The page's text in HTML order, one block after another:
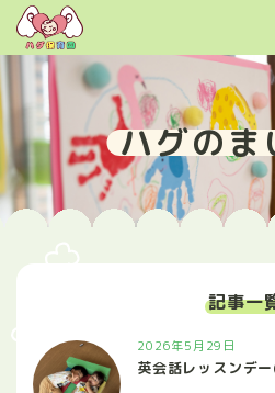
ハグのま
記事一
2026年5月29日
英会話レッスンデ